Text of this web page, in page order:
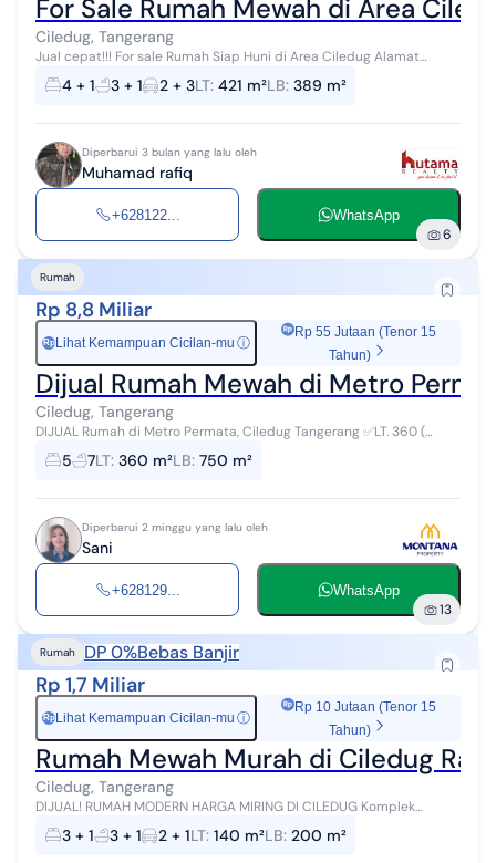
For Sale Rumah Mewah di Area
Ciledug, Tangerang
Jual cepat!!! For sale Rumah Siap Huni di Area Ciledug Alamat
lengkap : Komplek Permata 1 Cileduk Jakarta Barat Spesifikasi : Luas
tanah : 421 m...
4 + 1 3 + 1 2 + 3LT: 421 m²LB: 389 m²
Diperbarui 3 bulan yang lalu oleh
Muhamad rafiq
+628122... WhatsApp
6
Rumah
Rp 8,8 Miliar
Rp Lihat Kemampuan Cicilan-mu ⓘ
Rp 55 Jutaan (Tenor 15
Tahun)
Dijual Rumah Mewah di Metro
Ciledug, Tangerang
DIJUAL Rumah di Metro Permata, Ciledug Tangerang ✅LT. 360 (
12x30 ) ✅LB. 750 ✅3 Lantai ✅KT 5 ✅KM 7 ✅KT ART 3 ✅PLN 11.000
✅Ruang k...
5 7LT: 360 m²LB: 750 m²
Diperbarui 2 minggu yang lalu oleh
Sani
+628129... WhatsApp
13
Rumah DP 0%Bebas Banjir
Rp 1,7 Miliar
Rp Lihat Kemampuan Cicilan-mu ⓘ
Rp 10 Jutaan (Tenor 15
Tahun)
Rumah Mewah Murah di Ciledug
Ciledug, Tangerang
DIJUAL! RUMAH MODERN HARGA MIRING DI CILEDUG Komplek
Ciledug Spesifikasi Rumah: * Luas Tanah: 140 m² * Luas Bangunan:
200 m² * Kamar Tidur: 3...
3 + 1 3 + 1 2 + 1LT: 140 m²LB: 200 m²